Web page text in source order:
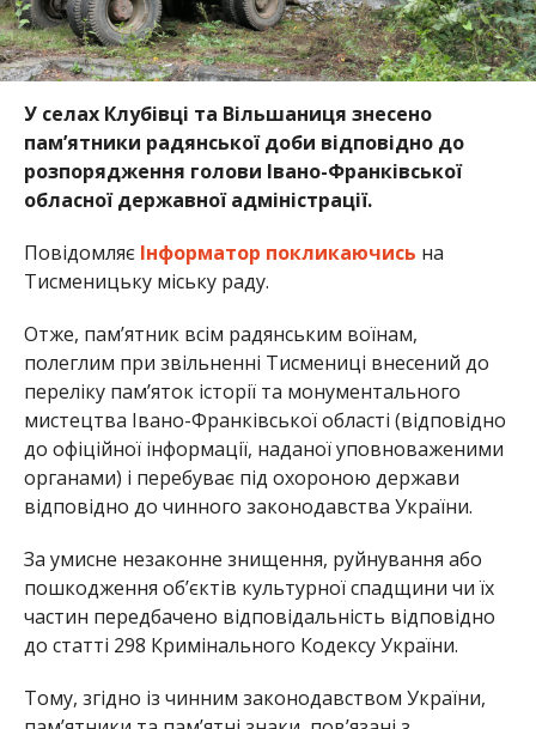
У селах Клубівці та Вільшаниця знесено
пам’ятники радянської доби відповідно до
розпорядження голови Івано-Франківської
обласної державної адміністрації.
Повідомляє Інформатор покликаючись на
Тисменицьку міську раду.
Отже, пам’ятник всім радянським воїнам,
полеглим при звільненні Тисмениці внесений до
переліку пам’яток історії та монументального
мистецтва Івано-Франківської області (відповідно
до офіційної інформації, наданої уповноваженими
органами) і перебуває під охороною держави
відповідно до чинного законодавства України.
За умисне незаконне знищення, руйнування або
пошкодження об’єктів культурної спадщини чи їх
частин передбачено відповідальність відповідно
до статті 298 Кримінального Кодексу України.
Тому, згідно із чинним законодавством України,